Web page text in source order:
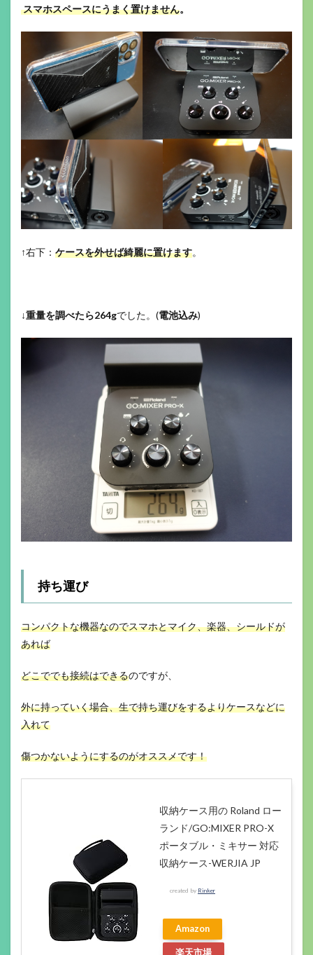
スマホスペースにうまく置けません。
↑右下： ケースを外せば綺麗に置けます。
↓重量を調べたら264gでした。(電池込み)
持ち運び
コンパクトな機器なのでスマホとマイク、楽器、シールドが
あれば
どこででも接続はできるのですが、
外に持っていく場合、生で持ち運びをするよりケースなどに
入れて
傷つかないようにするのがオススメです！
収納ケース用の Roland ロー
ランド/GO:MIXER PRO-X
ポータブル・ミキサー 対応
収納ケース-WERJIA JP
created by Rinker
Amazon
楽天市場